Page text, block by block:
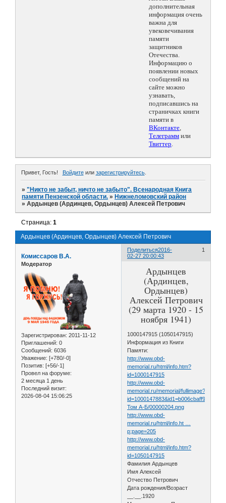
дополнительная
информация очень
важна для
увековечивания
памяти
защитников
Отечества.
Информацию о
появлении новых
сообщений на
сайте можно
узнавать,
подписавшись на
страничках книги
памяти в
ВКонтакте,
Телеграмм или
Твиттер.
Привет, Гость! Войдитеили зарегистрируйтесь.
»"Никто не забыт, ничто не забыто". Всенародная Книга
памяти Пензенской области. » Нижнеломовский район
»Ардынцев (Ардинцев, Ордынцев) Алексей Петрович
Ардынцев (Ардинцев, Ордынцев) Алексей Петрович
Страница:1
Поделиться 1
2016-
02-27 20:00:43
Комиссаров В.А.
Модератор
Зарегистрирован: 2011-11-12
Приглашений: 0
Сообщений: 6036
Уважение: [+780/-0]
Позитив: [+56/-1]
Провел на форуме:
2 месяца 1 день
Последний визит:
2026-08-04 15:06:25
Ардынцев
(Ардинцев,
Ордынцев)
Алексей Петрович
(29 марта 1920 - 15
ноября 1941)
1000147915 (1050147915)
Информация из Книги
Памяти:
http://www.obd-
memorial.ru/html/info.htm?
id=1000147915
http://www.obd-
memorial.ru/memorial/fullimage?
Том А-Б/00000204.png
http://www.obd-
memorial.ru/html/info.ht …
p;page=205
http://www.obd-
memorial.ru/html/info.htm?
id=1050147915
Фамилия Ардынцев
Имя Алексей
Отчество Петрович
Дата рождения/Возраст
__.__.1920